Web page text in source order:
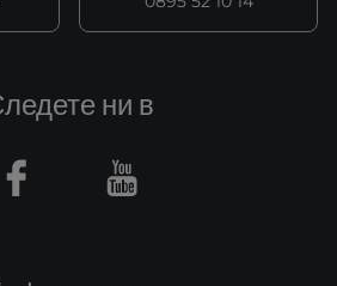
ни в
Facebook Youtube